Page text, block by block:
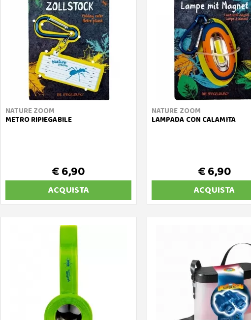
NATURE ZOOM
METRO RIPIEGABILE
€ 6,90
ACQUISTA
NATURE ZOOM
LAMPADA CON CALAMITA
€ 6,90
ACQUISTA